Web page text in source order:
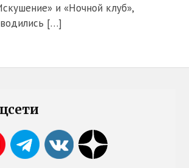
и «Ночной клуб»,
[…]